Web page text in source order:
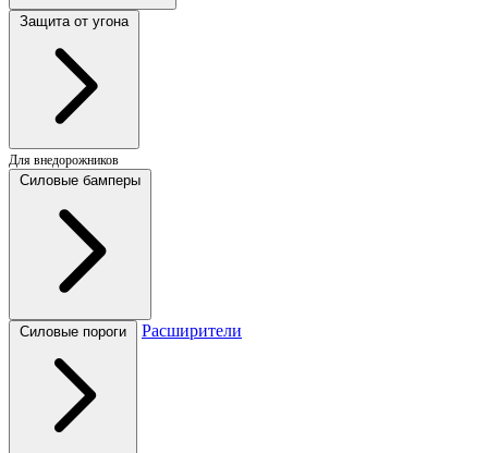
Защита от угона
Для внедорожников
Силовые бамперы
Силовые пороги Расширители